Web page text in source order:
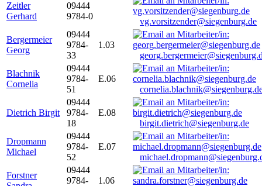
Zeitler
Gerhard
09444
9784-0
vg.vorsitzender@siegenburg.de
Bergermeier
Georg
09444
9784-
33
1.03
Blachnik
Cornelia
09444
9784-
51
E.06
Dietrich Birgit
09444
9784-
18
E.08
birgit.dietrich@siegenburg.de
Dropmann
Michael
09444
9784-
52
E.07
Forstner
09444
9784-
1.06